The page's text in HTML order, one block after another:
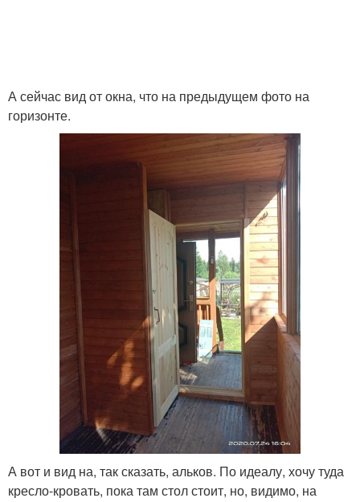
А сейчас вид от окна, что на предыдущем фото на
горизонте.
А вот и вид на, так сказать, альков. По идеалу, хочу туда
кресло-кровать, пока там стол стоит, но, видимо, на